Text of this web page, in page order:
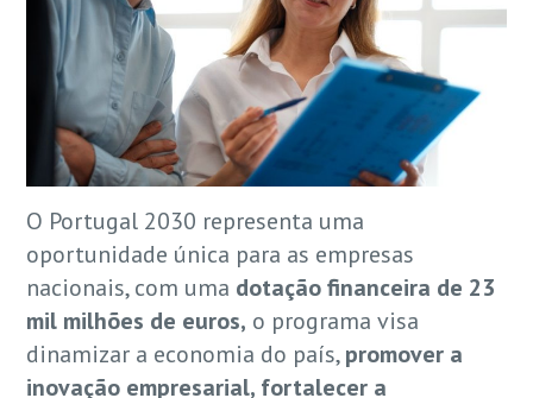
O Portugal 2030 representa uma
oportunidade única para as empresas
nacionais, com uma dotação financeira de 23
mil milhões de euros, o programa visa
dinamizar a economia do país,promover a
inovação empresarial, fortalecer a